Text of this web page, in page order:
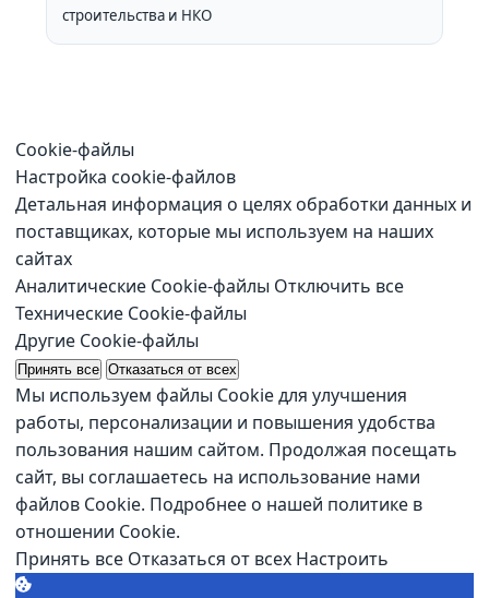
строительства и НКО
Cookie-файлы
Настройка cookie-файлов
Детальная информация о целях обработки данных и
поставщиках, которые мы используем на наших
сайтах
Аналитические Cookie-файлы Отключить все
Технические Cookie-файлы
Другие Cookie-файлы
Принять все Отказаться от всех
Мы используем файлы Cookie для улучшения
работы, персонализации и повышения удобства
пользования нашим сайтом. Продолжая посещать
сайт, вы соглашаетесь на использование нами
файлов Cookie. Подробнее о нашей политике в
отношении Cookie.
Принять все Отказаться от всех Настроить